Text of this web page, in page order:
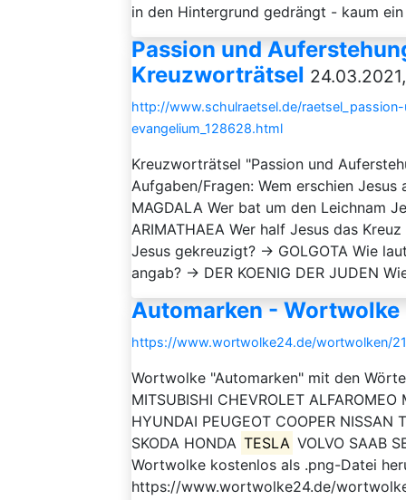
in den Hintergrund gedrängt - kaum
Passion und
Kreuzworträtsel
http://www.schulraetsel.de/
evangelium_128628.html
Kreuzworträtsel "Passion und
Aufgaben/Fragen: Wem erschien
MAGDALA Wer bat um den Leichnam
ARIMATHAEA Wer half Jesus das
Jesus gekreuzigt? → GOLGOTA Wie
angab? → DER KOENIG DER JUDEN
Automarken - Wortwolke
https://www.wortwolke24.de/wortwolken/
Wortwolke "Automarken" mit den
MITSUBISHI CHEVROLET ALFAROMEO
HYUNDAI PEUGEOT COOPER NISSAN
SKODA HONDA TESLA VOLVO SAAB
Wortwolke kostenlos als .png-Datei
https://www.wortwolke24.de/